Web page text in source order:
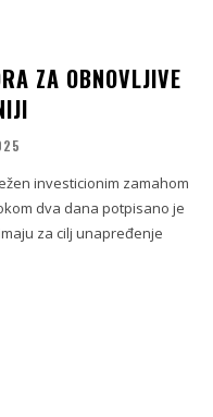
ZA OBNOVLJIVE
investicionim zamahom
dva dana potpisano je
za cilj unapređenje